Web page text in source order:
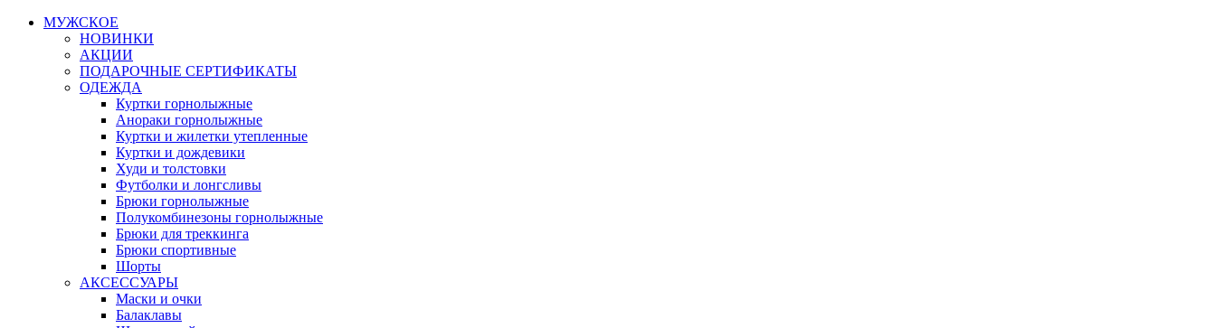
МУЖСКОЕ
НОВИНКИ
АКЦИИ
ПОДАРОЧНЫЕ СЕРТИФИКАТЫ
ОДЕЖДА
Куртки горнолыжные
Анораки горнолыжные
Куртки и жилетки утепленные
Куртки и дождевики
Худи и толстовки
Футболки и лонгсливы
Брюки горнолыжные
Полукомбинезоны горнолыжные
Брюки для треккинга
Брюки спортивные
Шорты
АКСЕССУАРЫ
Маски и очки
Балаклавы